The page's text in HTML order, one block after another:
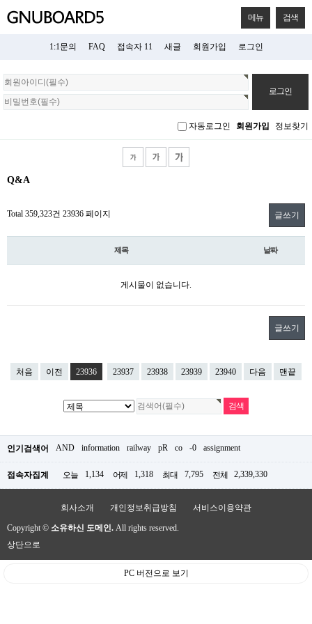
메뉴 검색
1:1문의 FAQ 접속자 11 새글 회원가입 로그인
회
원
로
자동로그인 회원가입 정보찾기
Q&A
Total 359,323건 23936 페이지 글쓰기
제목 날짜
게시물이 없습니다.
글쓰기
처음 이전 23936 23937 23938 23939 23940 다음 맨끝
인기검색어 AND information railway pR co -0 assignment
접속자집계 오늘 1,134 어제 1,318 최대 7,795 전체 2,339,330
회사소개 개인정보취급방침 서비스이용약관
Copyright © 소유하신 도메인. All rights reserved.
상단으로
PC 버전으로 보기